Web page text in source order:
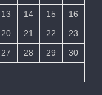
13 14 15
16
20 21 22
23
27 28 29
30